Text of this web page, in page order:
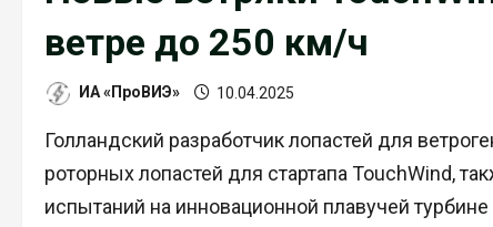
ветре до 250 км/ч
ИА «ПроВИЭ» 10.04.2025
Голландский разработчик лопастей для
роторных лопастей для стартапа TouchWind,
испытаний на инновационной плавучей